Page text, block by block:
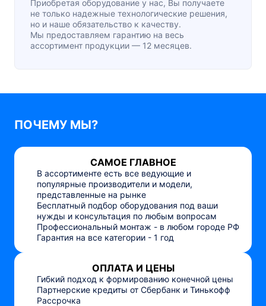
Приобретая оборудование у нас, Вы получаете
не только надежные технологические решения,
но и наше обязательство к качеству.
Мы предоставляем гарантию на весь
ассортимент продукции — 12 месяцев.
ПОЧЕМУ МЫ?
САМОЕ ГЛАВНОЕ
В ассортименте есть все ведующие и
популярные производители и модели,
представленные на рынке
Бесплатный подбор оборудования под ваши
нужды и консультация по любым вопросам
Профессиональный монтаж - в любом городе РФ
Гарантия на все категории - 1 год
ОПЛАТА И ЦЕНЫ
Гибкий подход к формированию конечной цены
Партнерские кредиты от Сбербанк и Тинькофф
Рассрочка